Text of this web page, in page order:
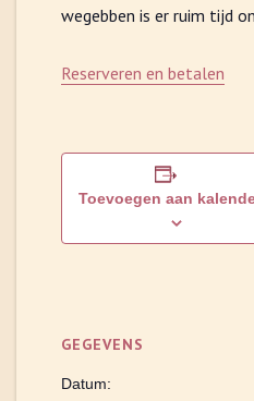
wegebben is er ruim tijd
Reserveren en betalen
Toevoegen aan
GEGEVENS
Datum: